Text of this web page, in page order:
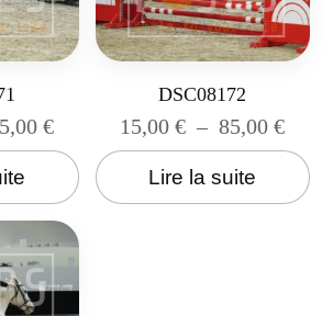
€
DSC08172
15,00€ – 85,00€
Lire la suite